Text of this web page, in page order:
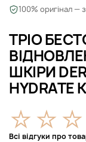
ТРІО
ШКІРИ
HYDRATE
Всі відгуки про
100% оригінал —